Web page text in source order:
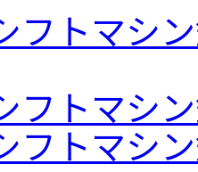
フトマシ
フトマシ
フトマシ